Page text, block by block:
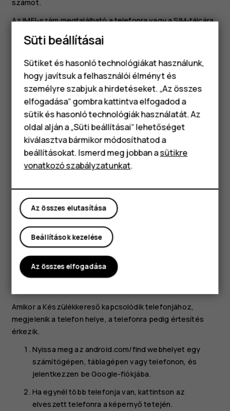
Okostelefonok
Klasszikus telefonok
Tartozékok
Táblagépek
számot.
Az IMEI-szám megtalálható a telefonra vagy a SIM-tálcára
nyomtatva (a telefonmodelltől függően). Ha a telefonja
levehető hátlappal rendelkezik, akkor az IMEI-szám a
hátlap alatt található.
Az IMEI a termék eredeti dobozán is látható.
A telefon megkeresése és feloldása
Ha elveszíti telefonját, akkor megkeresheti, zárolhatja
vagy törölheti, ha bejelentkezett egy Google-fiókba. A
Készülékkereső alapértelmezés szerint be van kapcsolva
a Google-fiókkal társított telefonokon.
A Készülékkereső használatához az elveszett telefonra
Bekapcsolva
Bejelentkezett egy Google Fiókba
Csatlakozva mobil adatkapcsolathoz vagy Wi-Fi-hez
Látható a Google Playen
Helymeghatározás bekapcsolva
Amikor a Készülékkereső kapcsolódik telefonjához,
megjelenik a telefon helye, a telefonra pedig értesítés
érkezik.
Nyissa meg az android.com/find webhelyet egy
számítógépen, táblagépen vagy telefonon, és
jelentkezzen be Google-fiókjába.
Ha egynél több telefonja van, kattintson az
elveszett telefonra a képernyő tetején.
Süti beállításai
Sütiket és hasonló technológiákat használunk,
hogy javítsuk a felhasználói élményt és
személyre szabjuk a hirdetéseket. „Az összes
elfogadása“ gombra kattintva elfogadod a
sütik és hasonló technológiák használatát. Az
oldal alján a „Süti beállításai“ lehetőséget
kiválasztva bármikor módosíthatod a
beállításokat. Ismerd meg jobban asütikre
vonatkozó szabályzatunkat.
Az összes elutasítása
Beállítások kezelése
Az összes elfogadása